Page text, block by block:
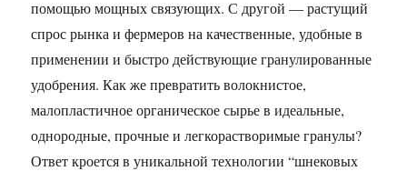
помощью мощных связующих. С другой — растущий
спрос рынка и фермеров на качественные, удобные в
применении и быстро действующие гранулированные
удобрения. Как же превратить волокнистое,
малопластичное органическое сырье в идеальные,
однородные, прочные и легкорастворимые гранулы?
Ответ кроется в уникальной технологии “шнековых